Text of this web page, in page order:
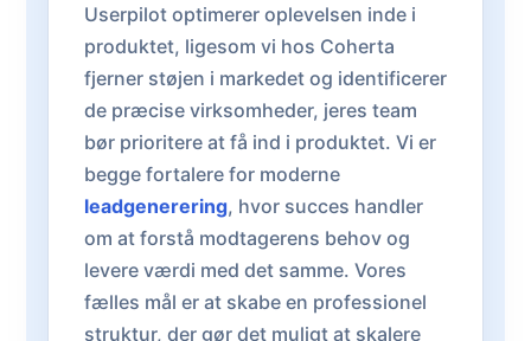
Userpilot optimerer oplevelsen inde i
produktet, ligesom vi hos Coherta
fjerner støjen i markedet og identificerer
de præcise virksomheder, jeres team
bør prioritere at få ind i produktet. Vi er
begge fortalere for moderne
leadgenerering, hvor succes handler
om at forstå modtagerens behov og
levere værdi med det samme. Vores
fælles mål er at skabe en professionel
struktur, der gør det muligt at skalere